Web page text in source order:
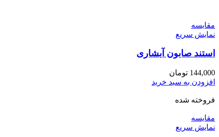
مقايسه
نمایش سریع
استند صابون آبشاری
144,000 تومان
افزودن به سبد خرید
فروخته شده
مقايسه
نمایش سریع